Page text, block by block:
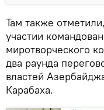
Там также
участии
миротворческого
два раунда
властей
Карабаха.